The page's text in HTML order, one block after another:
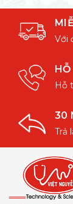
Với
Hỗ
30
Trả